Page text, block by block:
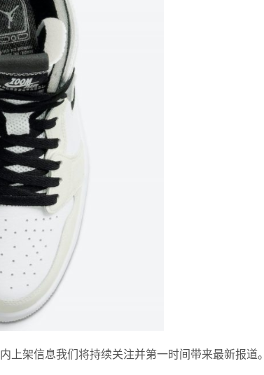
上架信息我们将持续关注并第一时间带来最新报道。